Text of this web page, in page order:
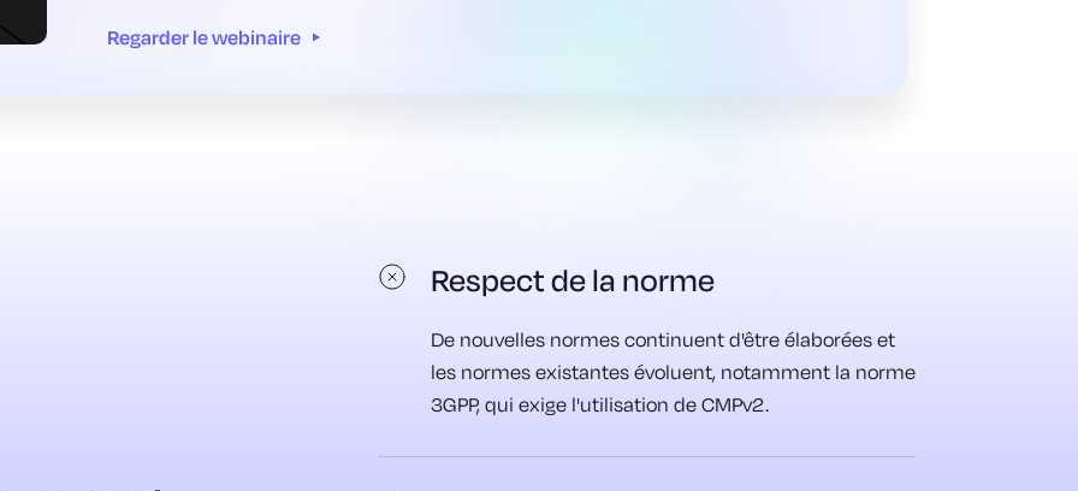
Regarder le webinaire
Respect de la norme
De nouvelles normes continuent d'être élaborées et
les normes existantes évoluent, notamment la norme
3GPP, qui exige l'utilisation de CMPv2.